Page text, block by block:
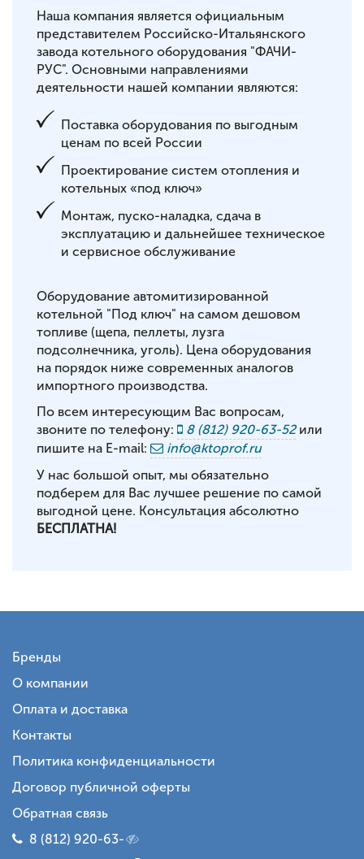
Наша компания является официальным
представителем Российско-Итальянского
завода котельного оборудования "ФАЧИ-
РУС". Основными направлениями
деятельности нашей компании являются:
Поставка оборудования по выгодным
ценам по всей России
Проектирование систем отопления и
котельных «под ключ»
Монтаж, пуско-наладка, сдача в
эксплуатацию и дальнейшее техническое
и сервисное обслуживание
Оборудование автомитизированной
котельной "Под ключ" на самом дешовом
топливе (щепа, пеллеты, лузга
подсолнечника, уголь). Цена оборудования
на порядок ниже современных аналогов
импортного производства.
По всем интересующим Вас вопросам,
звоните по телефону:
8 (812) 920-63-52или
пишите на E-mail:
info@ktoprof.ru
У нас большой опыт, мы обязательно
подберем для Вас лучшее решение по самой
выгодной цене. Консультация абсолютно
БЕСПЛАТНА!
Бренды
О компании
Оплата и доставка
Контакты
Политика конфиденциальности
Договор публичной оферты
Обратная связь
8 (812) 920-63-